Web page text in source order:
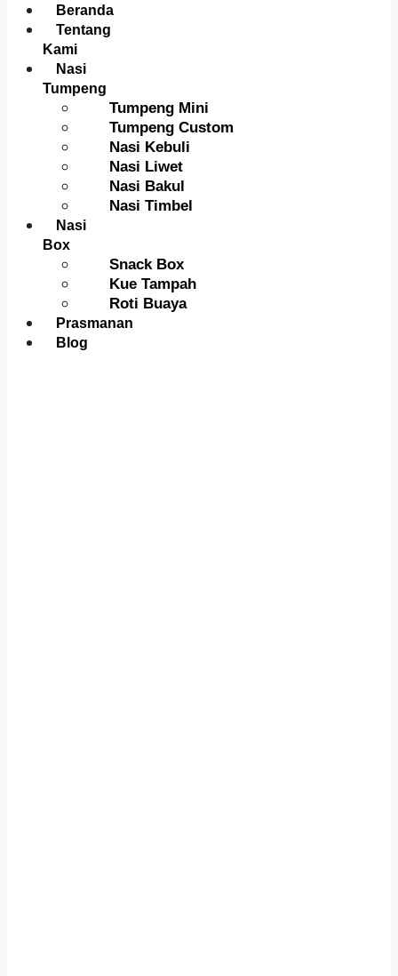
Menu
Beranda
Tentang
Kami
Nasi
Tumpeng
Tumpeng Mini
Tumpeng Custom
Nasi Kebuli
Nasi Liwet
Nasi Bakul
Nasi Timbel
Nasi
Box
Snack Box
Kue Tampah
Roti Buaya
Prasmanan
Blog